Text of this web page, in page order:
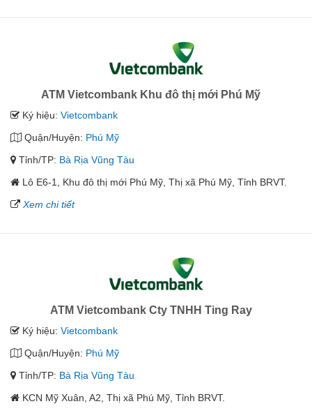
ATM Vietcombank Khu đô thị mới Phú Mỹ
Ký hiệu: Vietcombank
Quận/Huyện: Phú Mỹ
Tỉnh/TP: Bà Rịa Vũng Tàu
Lô E6-1, Khu đô thị mới Phú Mỹ, Thị xã Phú Mỹ, Tỉnh BRVT.
Xem chi tiết
ATM Vietcombank Cty TNHH Ting Ray
Ký hiệu: Vietcombank
Quận/Huyện: Phú Mỹ
Tỉnh/TP: Bà Rịa Vũng Tàu
KCN Mỹ Xuân, A2, Thị xã Phú Mỹ, Tỉnh BRVT.